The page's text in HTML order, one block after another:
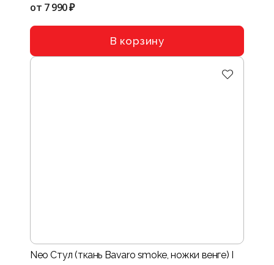
от 7 990 ₽
В корзину
Neo Стул (ткань Bavaro smoke, ножки венге) I